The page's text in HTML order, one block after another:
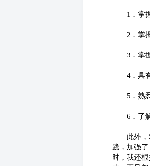
1．掌握
2．掌握
3．掌握
4．具有
5．熟悉
6．了解
此外，利
践，加强
时，我还